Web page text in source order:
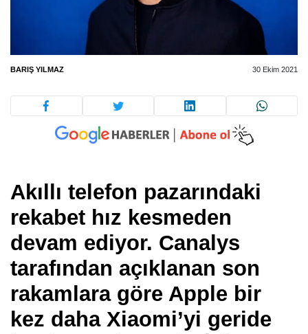
BARIŞ YILMAZ 30 Ekim 2021
Akıllı telefon pazarındaki
rekabet hız kesmeden
devam ediyor. Canalys
tarafından açıklanan son
rakamlara göre Apple bir
kez daha Xiaomi’yi geride